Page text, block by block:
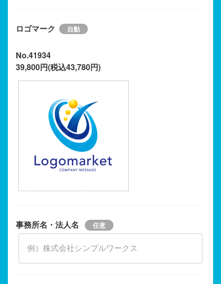
ロゴマーク
No.41934
39,800円(税込43,780円)
事務所名・法人名